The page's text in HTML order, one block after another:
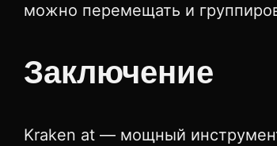
можно перемещать и
Заключение
Kraken at — мощный